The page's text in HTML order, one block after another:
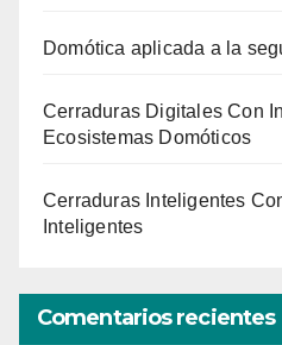
Domótica aplicada a la
Cerraduras Digitales Con
Ecosistemas Domóticos
Cerraduras Inteligentes
Inteligentes
Comentarios recientes